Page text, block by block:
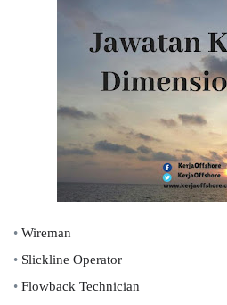
• Wireman
• Slickline Operator
• Flowback Technician